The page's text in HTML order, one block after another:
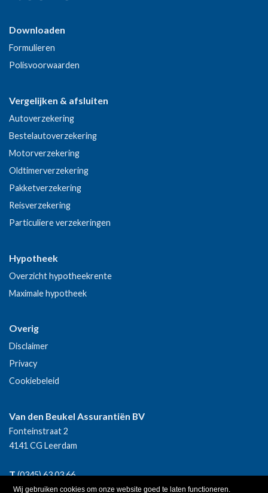
Wij gebruiken cookies om onze website goed te laten functioneren.
Downloaden
Formulieren
Polisvoorwaarden
Vergelijken & afsluiten
Autoverzekering
Bestelautoverzekering
Motorverzekering
Oldtimerverzekering
Pakketverzekering
Reisverzekering
Particuliere verzekeringen
Hypotheek
Overzicht hypotheekrente
Maximale hypotheek
Overig
Disclaimer
Privacy
Cookiebeleid
Van den Beukel Assurantiën BV
Fonteinstraat 2
4141 CG Leerdam
T(0345) 63 03 66
Einfo@vdbeukel.nl